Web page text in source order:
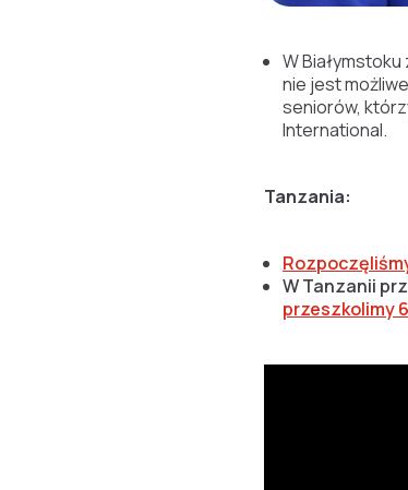
W
nie jest
seniorów,
International.
Tanzania:
W Tanzanii
przeszkolimy